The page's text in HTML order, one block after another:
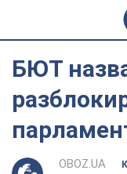
БЮТ
OBOZ.UA